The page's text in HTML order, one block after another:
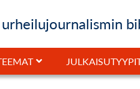
urheilujournalismin